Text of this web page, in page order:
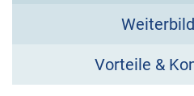
Vorteile &